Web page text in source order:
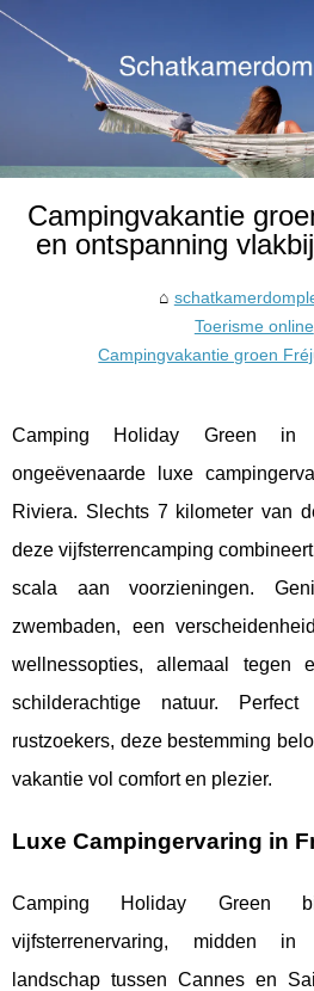
Campingvakantie
en ontspanning
Toerisme online
Campingvakantie groen
Camping Holiday Green
ongeëvenaarde luxe
Riviera. Slechts 7 kilometer van
deze vijfsterrencamping
scala aan voorzieningen.
zwembaden, een
wellnessopties, allemaal tegen
schilderachtige natuur.
rustzoekers, deze bestemming
vakantie vol comfort en plezier.
Luxe Campingervaring in
Camping Holiday Green
vijfsterrenervaring, midden in
landschap tussen Cannes en